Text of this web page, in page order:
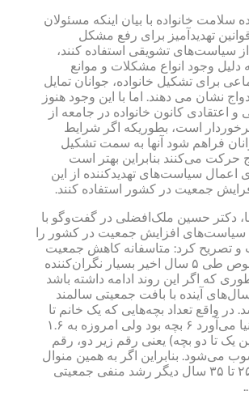
خانواده با بیان اینکه مسئولان
تهدیدآمیز برای رفع مشکل
سیاست‌های تشویقی استفاده کنند،
دلیل وجود انواع مشکلات و موانع
برای تشکیل خانواده، جوانان تمایل
نشان می دهند. اما با این وجود هنوز
و اعتقادی کانون خانواده در جامعه از
است، بطوریکه اگر شرایط
فراهم شود آنها به سمت تشکیل
حرکت می‌کنند بنابراین بهتر است
اعمال سیاست‌های تهدیدکننده از این
جمعیت در کشور استفاده کنند.
دکتر حسین ملک‌افضلی در گفت‌وگو با
سیاست‌های افزایش جمعیت در کشور را
تصریح کرد: متاسفانه کاهش جمعیت
در ایران به خصوص طی ۵ سال اخیر بسیار نگران‌کننده
که اگر این روند ادامه داشته باشد
آینده با بافت جمعیتی سالمند
در واقع تعداد بچه‌هایی که یک خانم تا
سال ۱۳۶۵به دنیا می‌آورد ۶ بچه بود ولی امروزه به ۱.۶
یک تا دو بچه) یعنی رقم زیر دو، رقم
می‌شود. بنابراین اگر به همین منوال
پیش برویم در ۲۵ تا ۳۵ سال دیگر رشد منفی جمعیتی